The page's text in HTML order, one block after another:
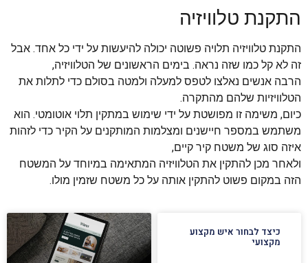
התקנת טלוויזיה
התקנת טלוויזיה תלויה פשוטה יכולה להיעשות על ידי כל אחד. אבל
זה לא קל כמו שזה נראה. בימים הראשונים של הטלוויזיה,
הרבה אנשים נאלצו לטפס למעלה ולמטה בסולם כדי לתלות את
הטלוויזיות שלהם מהתקרה.
כיום, משימה זו מפושטת על ידי שימוש במתקין תלוי אוטומטי. הוא
משתמש במספר חיישנים ומצלמות המותקנים על הקיר כדי לזהות
איזה סוג של משטח קיר קיים,
ולאחר מכן להתקין את הטלוויזיה המתאימה במיוחד על המשטח
הזה במקום פשוט להתקין אותה על כל משטח שזמין מולו.​
כיצד לבחור איש מקצוע
מקצועי